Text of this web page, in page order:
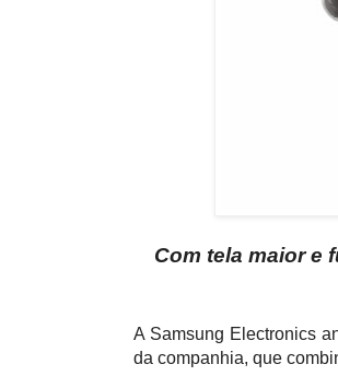
Com tela maior e
A Samsung Electronics
da companhia, que